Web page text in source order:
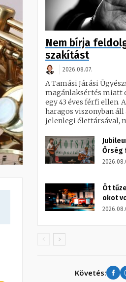
Nem bírja
szakítást
2026.08.07.
A Tamási Járási
magánlaksértés miatt
egy 43 éves férfi ellen.
haragos viszonyban
jelenlegi élettársával,
Őrség
Öt
okot
Követés: